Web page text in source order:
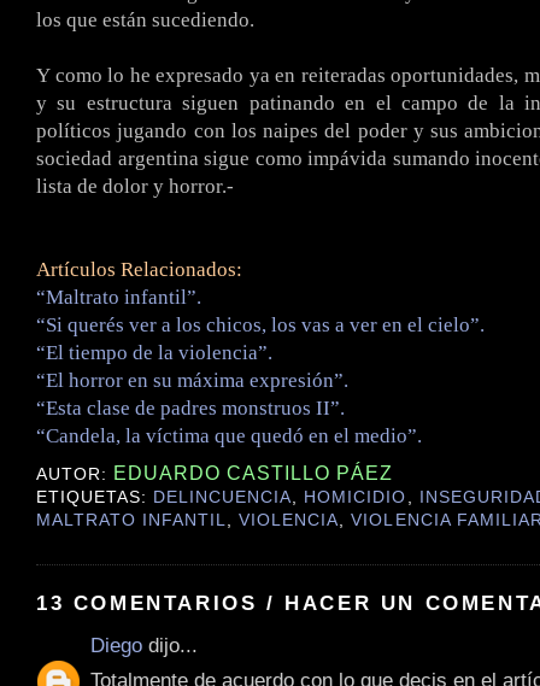
los que están sucediendo.
Y como lo he expresado ya en reiteradas oportunidades,
y su estructura siguen patinando en el campo de la
políticos jugando con los naipes del poder y sus
sociedad argentina sigue como impávida sumando
lista de dolor y horror.-
Artículos Relacionados:
“Maltrato infantil”.
“Si querés ver a los chicos, los vas a ver en el cielo”.
“El tiempo de la violencia”.
“El horror en su máxima expresión”.
“Esta clase de padres monstruos II”.
“Candela, la víctima que quedó en el medio”.
AUTOR: EDUARDO CASTILLO PÁEZ
ETIQUETAS: DELINCUENCIA, HOMICIDIO ,
MALTRATO INFANTIL,VIOLENCIA,VIOLENCIA
13 COMENTARIOS / HACER UN
Diego dijo...
Totalmente de acuerdo con lo que decis en el